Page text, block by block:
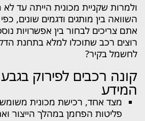
ולמרות שקניית מכונית הייתה עד
השוואה בין מותגים ודגמים שונים,
אתם צריכים לבחור בין אפשרויות
רוצים רכב שתוכלו למלא בתחנת
לחשמל בקיר?
קונה רכבים לפירוק
המידע
מצד אחד, רכישת מכונית
פליטות הפחמן במהלך הייצור